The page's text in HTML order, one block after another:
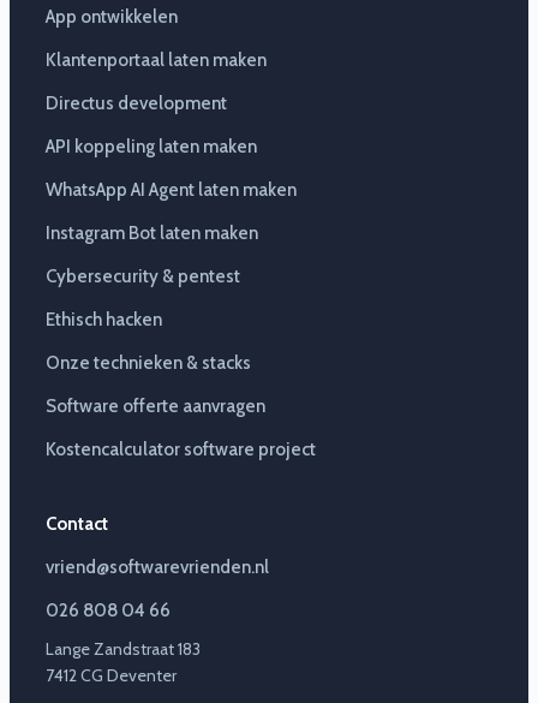
App ontwikkelen
Klantenportaal laten maken
Directus development
API koppeling laten maken
WhatsApp AI Agent laten maken
Instagram Bot laten maken
Cybersecurity & pentest
Ethisch hacken
Onze technieken & stacks
Software offerte aanvragen
Kostencalculator software project
Contact
vriend@softwarevrienden.nl
026 808 04 66
Lange Zandstraat 183
7412 CG Deventer